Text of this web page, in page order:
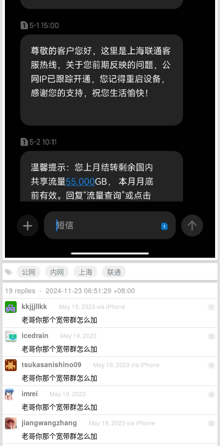
公网 内网 上海
联通
19 replies • 2024-11-23 06:51:29 +08:00
1
kkjjjllkk May 19, 2023 via iPhone
老哥你那个宽带群怎么加
2
icedrain May 19, 2023
老哥你那个宽带群怎么加
3
tsukasanishino09 May 19, 2023 via iPhone
老哥你那个宽带群怎么加
4
imrei May 19, 2023
老哥你那个宽带群怎么加
5
jiangwangzhang May 19, 2023 via iPhone
老哥你那个宽带群怎么加